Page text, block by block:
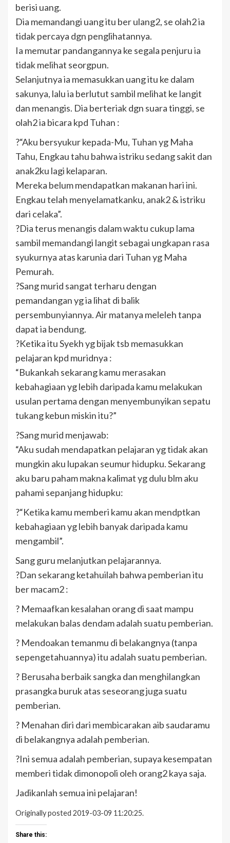
berisi uang.
Dia memandangi uang itu ber ulang2, se olah2 ia
tidak percaya dgn penglihatannya.
Ia memutar pandangannya ke segala penjuru ia
tidak melihat seorgpun.
Selanjutnya ia memasukkan uang itu ke dalam
sakunya, lalu ia berlutut sambil melihat ke langit
dan menangis. Dia berteriak dgn suara tinggi, se
olah2 ia bicara kpd Tuhan :
?“Aku bersyukur kepada-Mu, Tuhan yg Maha
Tahu, Engkau tahu bahwa istriku sedang sakit dan
anak2ku lagi kelaparan.
Mereka belum mendapatkan makanan hari ini.
Engkau telah menyelamatkanku, anak2 & istriku
dari celaka”.
?Dia terus menangis dalam waktu cukup lama
sambil memandangi langit sebagai ungkapan rasa
syukurnya atas karunia dari Tuhan yg Maha
Pemurah.
?Sang murid sangat terharu dengan
pemandangan yg ia lihat di balik
persembunyiannya. Air matanya meleleh tanpa
dapat ia bendung.
?Ketika itu Syekh yg bijak tsb memasukkan
pelajaran kpd muridnya :
“Bukankah sekarang kamu merasakan
kebahagiaan yg lebih daripada kamu melakukan
usulan pertama dengan menyembunyikan sepatu
tukang kebun miskin itu?”
?Sang murid menjawab:
“Aku sudah mendapatkan pelajaran yg tidak akan
mungkin aku lupakan seumur hidupku. Sekarang
aku baru paham makna kalimat yg dulu blm aku
pahami sepanjang hidupku:
?“Ketika kamu memberi kamu akan mendptkan
kebahagiaan yg lebih banyak daripada kamu
mengambil”.
Sang guru melanjutkan pelajarannya.
?Dan sekarang ketahuilah bahwa pemberian itu
ber macam2 :
? Memaafkan kesalahan orang di saat mampu
melakukan balas dendam adalah suatu pemberian.
? Mendoakan temanmu di belakangnya (tanpa
sepengetahuannya) itu adalah suatu pemberian.
? Berusaha berbaik sangka dan menghilangkan
prasangka buruk atas seseorang juga suatu
pemberian.
? Menahan diri dari membicarakan aib saudaramu
di belakangnya adalah pemberian.
?Ini semua adalah pemberian, supaya kesempatan
memberi tidak dimonopoli oleh orang2 kaya saja.
Jadikanlah semua ini pelajaran!
Originally posted 2019-03-09 11:20:25.
Share this: